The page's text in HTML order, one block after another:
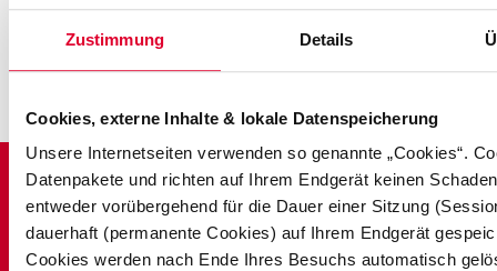
Zustimmung Details
Cookies, externe Inhalte & lokale Datenspeicherung
Unsere Internetseiten verwenden so genannte „Cookies“.
Datenpakete und richten auf Ihrem Endgerät keinen
entweder vorübergehend für die Dauer einer Sitzung
dauerhaft (permanente Cookies) auf Ihrem Endgerät
Cookies werden nach Ende Ihres Besuchs automatisch